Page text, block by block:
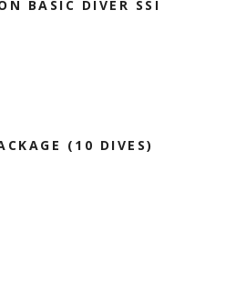
BASIC DIVER SSI
(10 DIVES)